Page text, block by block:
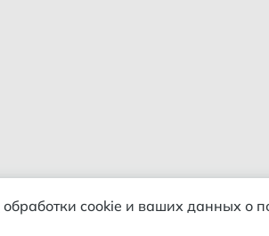
обработки cookie и ваших данных о